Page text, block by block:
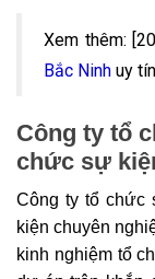
Xem thêm:
Bắc Ninh uy
Công ty tổ
chức sự
Công ty tổ chức
kiện chuyên
kinh nghiệm tổ